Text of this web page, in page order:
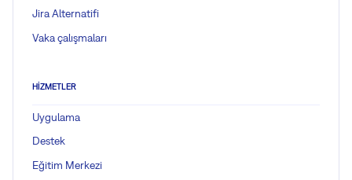
Jira Alternatifi
Vaka çalışmaları
HIZMETLER
Uygulama
Destek
Eğitim Merkezi